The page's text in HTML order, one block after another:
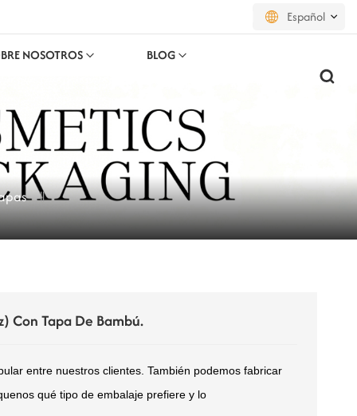
Español
русский
español
português
ไทย
NOSOTROS BLOG
Con Tapa De Bambú.
entre nuestros clientes. También podemos fabricar
qué tipo de embalaje prefiere y lo